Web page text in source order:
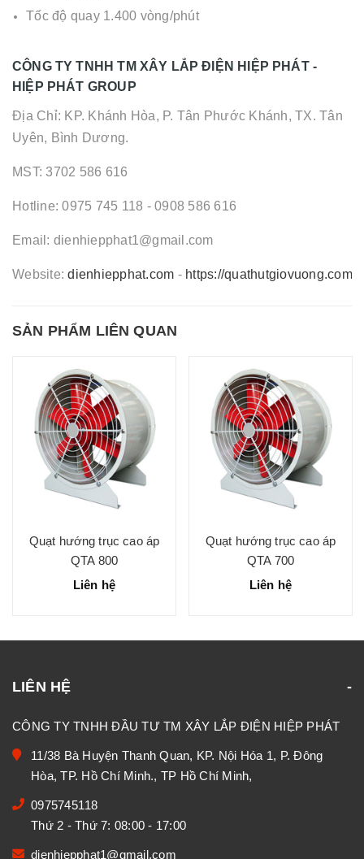
Tốc độ quay 1.400 vòng/phút
CÔNG TY TNHH TM XÂY LẮP ĐIỆN HIỆP PHÁT -
HIỆP PHÁT GROUP
Địa Chỉ: KP. Khánh Hòa, P. Tân Phước Khánh, TX. Tân
Uyên, Bình Dương.
MST: 3702 586 616
Hotline: 0975 745 118 - 0908 586 616
Email: dienhiepphat1@gmail.com
Website:dienhiepphat.com - https://quathutgiovuong.com
SẢN PHẨM LIÊN QUAN
Quạt hướng trục cao áp
QTA 800
Liên hệ
Quạt hướng trục cao áp
QTA 700
Liên hệ
LIÊN HỆ
CÔNG TY TNHH ĐẦU TƯ TM XÂY LẮP ĐIỆN HIỆP PHÁT
11/38 Bà Huyện Thanh Quan, KP. Nội Hóa 1, P. Đông
Hòa, TP. Hồ Chí Minh., TP Hồ Chí Minh,
0975745118
Thứ 2 - Thứ 7: 08:00 - 17:00
dienhiepphat1@gmail.com